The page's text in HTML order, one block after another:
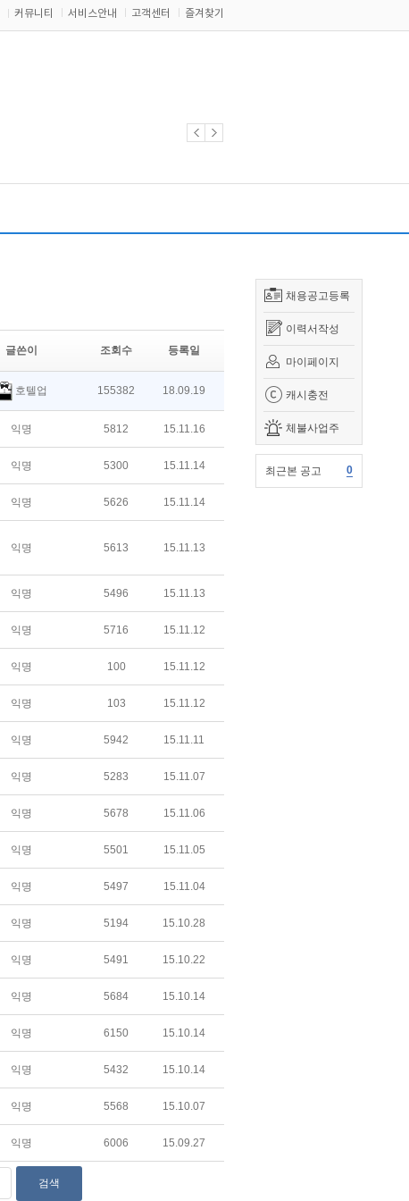
커뮤니티 서비스안내 고객센터 즐겨찾기
채용공고등록
이력서작성
마이페이지
캐시충전
체불사업주
최근본 공고 0
글쓴이 조회수 등록일
호텔업 155382 18.09.19
익명 5812 15.11.16
익명 5300 15.11.14
익명 5626 15.11.14
익명 5613 15.11.13
익명 5496 15.11.13
익명 5716 15.11.12
익명 100 15.11.12
익명 103 15.11.12
익명 5942 15.11.11
익명 5283 15.11.07
익명 5678 15.11.06
익명 5501 15.11.05
익명 5497 15.11.04
익명 5194 15.10.28
익명 5491 15.10.22
익명 5684 15.10.14
익명 6150 15.10.14
익명 5432 15.10.14
익명 5568 15.10.07
익명 6006 15.09.27